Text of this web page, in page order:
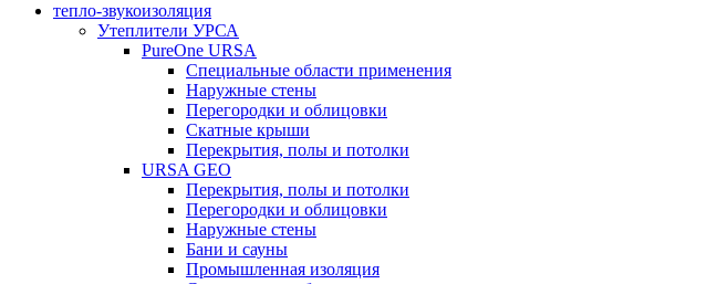
тепло-звукоизоляция
Утеплители УРСА
PureOne URSA
Специальные области применения
Наружные стены
Перегородки и облицовки
Скатные крыши
Перекрытия, полы и потолки
URSA GEO
Перекрытия, полы и потолки
Перегородки и облицовки
Наружные стены
Бани и сауны
Промышленная изоляция